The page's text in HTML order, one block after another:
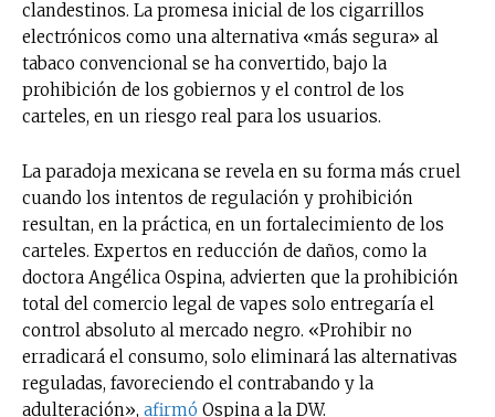
clandestinos. La promesa inicial de los cigarrillos
electrónicos como una alternativa «más segura» al
tabaco convencional se ha convertido, bajo la
prohibición de los gobiernos y el control de los
carteles, en un riesgo real para los usuarios.
La paradoja mexicana se revela en su forma más cruel
cuando los intentos de regulación y prohibición
resultan, en la práctica, en un fortalecimiento de los
carteles. Expertos en reducción de daños, como la
doctora Angélica Ospina, advierten que la prohibición
total del comercio legal de vapes solo entregaría el
control absoluto al mercado negro. «Prohibir no
erradicará el consumo, solo eliminará las alternativas
reguladas, favoreciendo el contrabando y la
adulteración», afirmó Ospina a la DW.